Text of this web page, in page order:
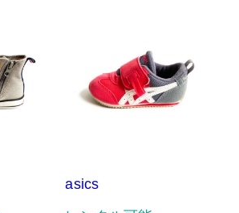
asics